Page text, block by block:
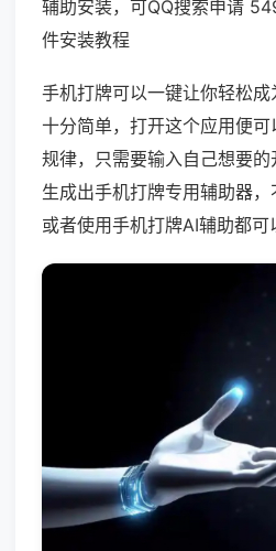
辅助安装，可QQ搜索申请
件安装教程
手机打牌可以一键让你轻松成
十分简单，打开这个应用便
规律，只需要输入自己想要
生成出手机打牌专用辅助器
或者使用手机打牌AI辅助都可